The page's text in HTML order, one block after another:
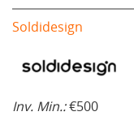
Soldidesign
Inv. Min.:€500